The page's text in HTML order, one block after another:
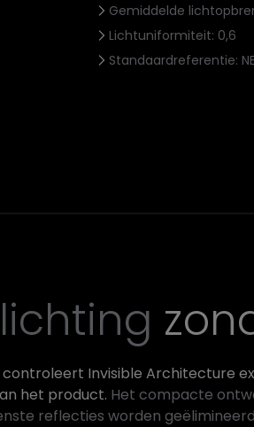
Gemiddelde
Lichtuniformiteit: 0,6
Standaardreferentie:
controleert Invisible Architecture
het product. Het compacte
reflecties worden geëlimineerd